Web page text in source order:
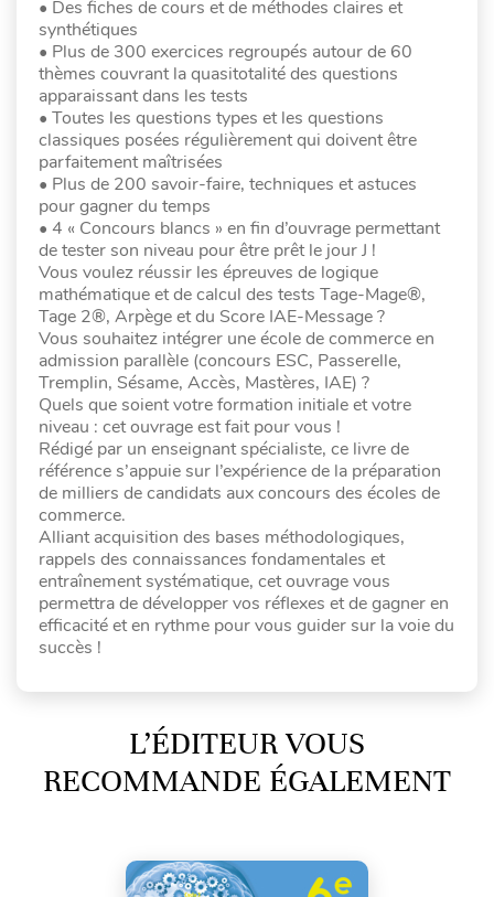
• Des fiches de cours et de méthodes claires et
synthétiques
• Plus de 300 exercices regroupés autour de 60
thèmes couvrant la quasitotalité des questions
apparaissant dans les tests
• Toutes les questions types et les questions
classiques posées régulièrement qui doivent être
parfaitement maîtrisées
• Plus de 200 savoir-faire, techniques et astuces
pour gagner du temps
• 4 « Concours blancs » en fin d’ouvrage permettant
de tester son niveau pour être prêt le jour J !
Vous voulez réussir les épreuves de logique
mathématique et de calcul des tests Tage-Mage®,
Tage 2®, Arpège et du Score IAE-Message ?
Vous souhaitez intégrer une école de commerce en
admission parallèle (concours ESC, Passerelle,
Tremplin, Sésame, Accès, Mastères, IAE) ?
Quels que soient votre formation initiale et votre
niveau : cet ouvrage est fait pour vous !
Rédigé par un enseignant spécialiste, ce livre de
référence s’appuie sur l’expérience de la préparation
de milliers de candidats aux concours des écoles de
commerce.
Alliant acquisition des bases méthodologiques,
rappels des connaissances fondamentales et
entraînement systématique, cet ouvrage vous
permettra de développer vos réflexes et de gagner en
efficacité et en rythme pour vous guider sur la voie du
succès !
L’ÉDITEUR VOUS
RECOMMANDE ÉGALEMENT